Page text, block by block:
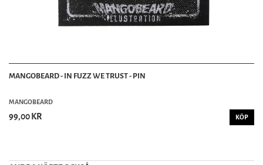
MANGOBEARD - IN FUZZ WE TRUST - PIN
MANGOBEARD
99,00 KR KÖP